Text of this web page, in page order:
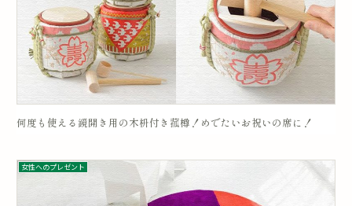
何度も使える鏡開き用の木枡付き菰樽！めでたいお祝いの席に！
女性へのプレゼント